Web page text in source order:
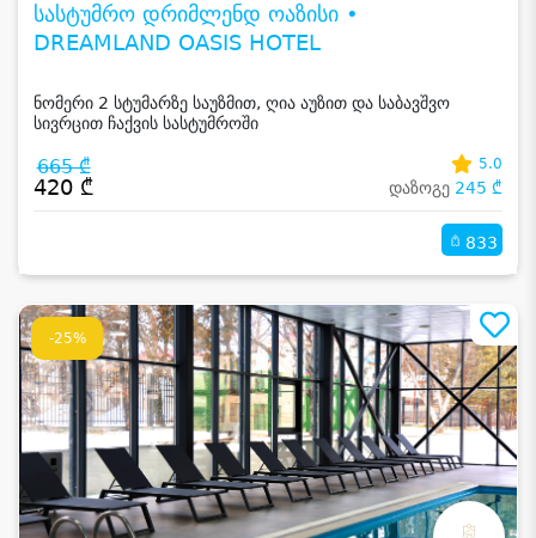
სასტუმრო დრიმლენდ ოაზისი •
DREAMLAND OASIS HOTEL
ნომერი 2 სტუმარზე საუზმით, ღია აუზით და საბავშვო
სივრცით ჩაქვის სასტუმროში
665 ₾
420 ₾
5.0
დაზოგე 245 ₾
833
-25%